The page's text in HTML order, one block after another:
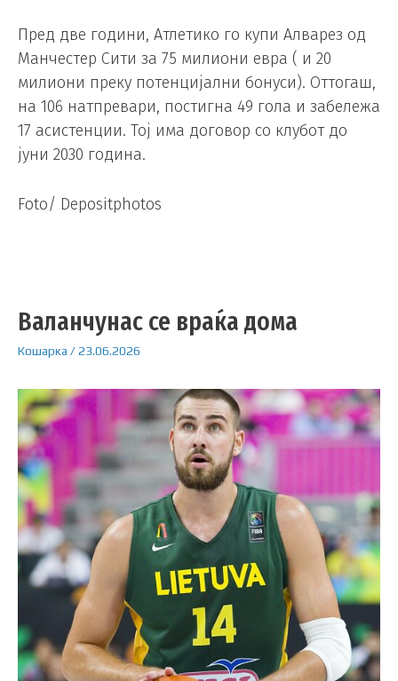
Пред две години, Атлетико го купи Алварез од
Манчестер Сити за 75 милиони евра ( и 20
милиони преку потенцијални бонуси). Оттогаш,
на 106 натпревари, постигна 49 гола и забележа
17 асистенции. Тој има договор со клубот до
јуни 2030 година.
Foto/ Depositphotos
Валанчунас се враќа дома
Кошарка /23.06.2026